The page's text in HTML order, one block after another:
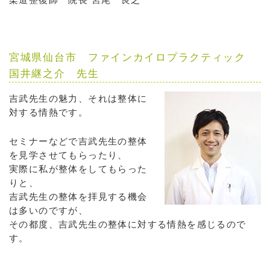
宮城県仙台市 ファインカイロプラクティック
国井継之介 先生
吉武先生の魅力、それは整体に
対する情熱です。
セミナーなどで吉武先生の整体
を見学させてもらったり、
実際に私が整体をしてもらった
りと、
吉武先生の整体を拝見する機会
は多いのですが、
その都度、吉武先生の整体に対する情熱を感じるので
す。